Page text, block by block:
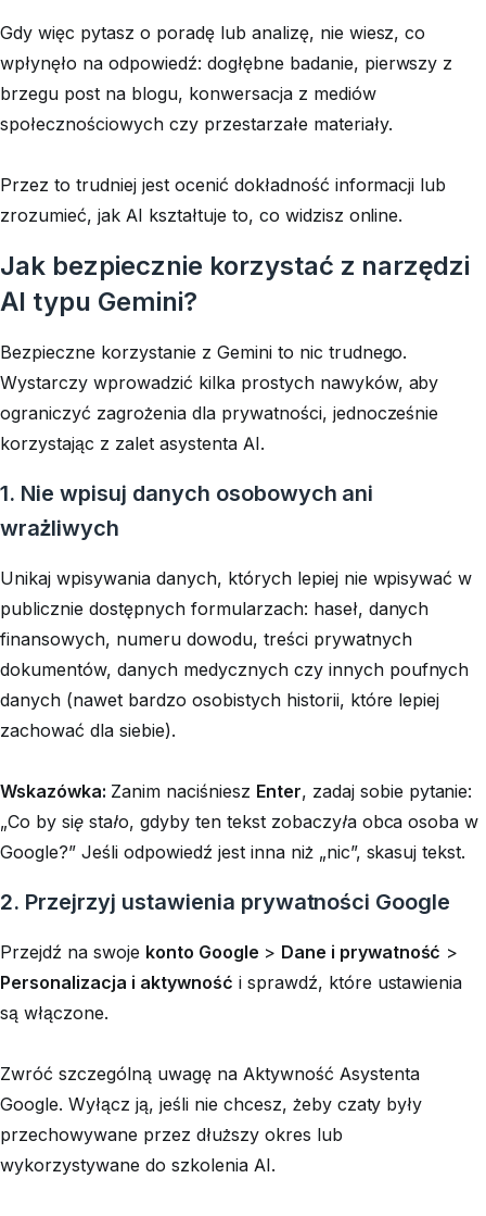
Gdy więc pytasz o poradę lub analizę, nie wiesz, co
wpłynęło na odpowiedź: dogłębne badanie, pierwszy z
brzegu post na blogu, konwersacja z mediów
społecznościowych czy przestarzałe materiały.
Przez to trudniej jest ocenić dokładność informacji lub
zrozumieć, jak AI kształtuje to, co widzisz online.
Jak bezpiecznie korzystać z narzędzi
AI typu Gemini?
Bezpieczne korzystanie z Gemini to nic trudnego.
Wystarczy wprowadzić kilka prostych nawyków, aby
ograniczyć zagrożenia dla prywatności, jednocześnie
korzystając z zalet asystenta AI.
1. Nie wpisuj danych osobowych ani
wrażliwych
Unikaj wpisywania danych, których lepiej nie wpisywać w
publicznie dostępnych formularzach: haseł, danych
finansowych, numeru dowodu, treści prywatnych
dokumentów, danych medycznych czy innych poufnych
danych (nawet bardzo osobistych historii, które lepiej
zachować dla siebie).
Wskazówka: Zanim naciśniesz Enter, zadaj sobie pytanie:
„Co by się stało, gdyby ten tekst zobaczyła obca osoba w
Google?”Jeśli odpowiedź jest inna niż „nic”, skasuj tekst.
2. Przejrzyj ustawienia prywatności Google
Przejdź na swoje konto Google > Dane i prywatność >
Personalizacja i aktywność i sprawdź, które ustawienia
są włączone.
Zwróć szczególną uwagę na Aktywność Asystenta
Google. Wyłącz ją, jeśli nie chcesz, żeby czaty były
przechowywane przez dłuższy okres lub
wykorzystywane do szkolenia AI.